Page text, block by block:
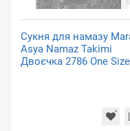
Сукня для намазу
Asya Namaz Takimi
Двоєчка 2786 One Size